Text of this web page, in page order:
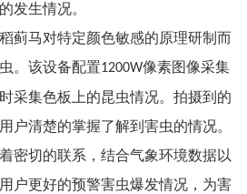
发生情况。
蓟马对特定颜色敏感的原理研制而
。该设备配置1200W像素图像采集
采集色板上的昆虫情况。拍摄到的
户清楚的掌握了解到害虫的情况。
密切的联系，结合气象环境数据以
户更好的预警害虫爆发情况，为害